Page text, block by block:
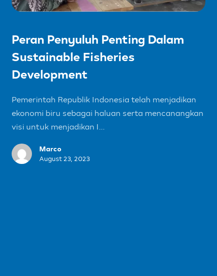
Peran Penyuluh Penting Dalam
Sustainable Fisheries
Development
Pemerintah Republik Indonesia telah menjadikan
ekonomi biru sebagai haluan serta mencanangkan
visi untuk menjadikan I...
Marco
August 23, 2023